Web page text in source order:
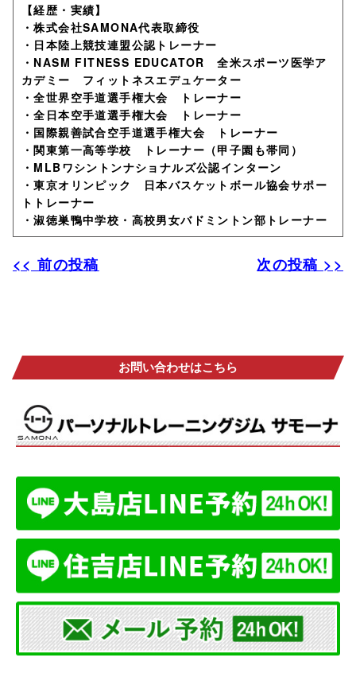
【経歴・実績】
・株式会社SAMONA代表取締役
・日本陸上競技連盟公認トレーナー
・NASM FITNESS EDUCATOR 全米スポーツ医学ア
カデミー フィットネスエデュケーター
・全世界空手道選手権大会 トレーナー
・全日本空手道選手権大会 トレーナー
・国際親善試合空手道選手権大会 トレーナー
・関東第一高等学校 トレーナー（甲子園も帯同）
・MLBワシントンナショナルズ公認インターン
・東京オリンピック 日本バスケットボール協会サポー
トトレーナー
・淑徳巣鴨中学校・高校男女バドミントン部トレーナー
<< 前の投稿 次の投稿 >>
お問い合わせはこちら